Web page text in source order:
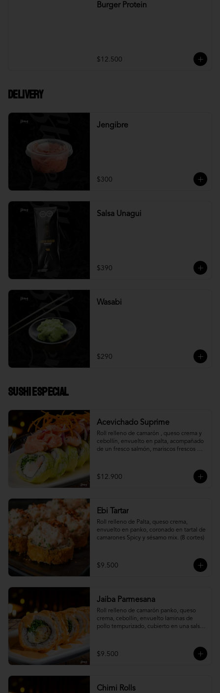
Burger Protein
$12.500
DELIVERY
Jengibre
$300
Salsa Unagui
$390
Wasabi
$290
Sushi Especial
Acevichado Suprime
Roll relleno de camarón , queso crema y
cebollín, envuelto en palta, acompañado
de un fresco salmón, mariscos frescos en
$12.900
Ebi Tartar
Roll relleno de Palta, queso crema,
envuelto en panko, coronado en tartal de
camarones Spicy y sésamo mix. (8 cortes)
$9.500
Jaiba Parmesana
Roll relleno de camarón panko, queso
crema, cebollín, envuelto laminas de
pollo tempurizado, cubierto en una salsa
$9.500
Chimi Rolls